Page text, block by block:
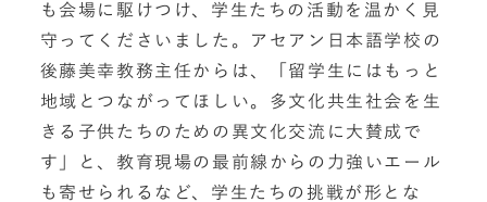
も会場に駆けつけ、学生たちの活動を温かく見
守ってくださいました。アセアン日本語学校の
後藤美幸教務主任からは、「留学生にはもっと
地域とつながってほしい。多文化共生社会を生
きる子供たちのための異文化交流に大賛成で
す」と、教育現場の最前線からの力強いエール
も寄せられるなど、学生たちの挑戦が形とな